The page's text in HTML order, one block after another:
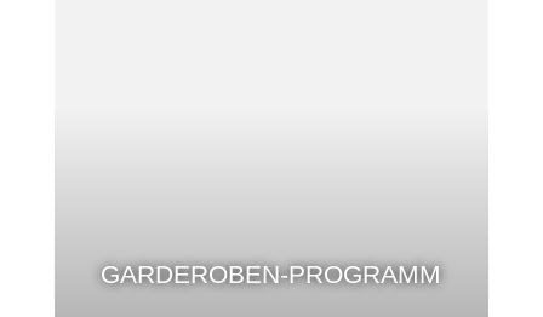
GARDEROBEN-PROGRAMM